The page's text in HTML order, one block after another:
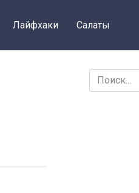
Лайфхаки Салаты
Search
for: